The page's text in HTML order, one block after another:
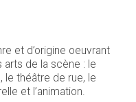
et d’origine oeuvrant
arts de la scène : le
le théâtre de rue, le
et l’animation.